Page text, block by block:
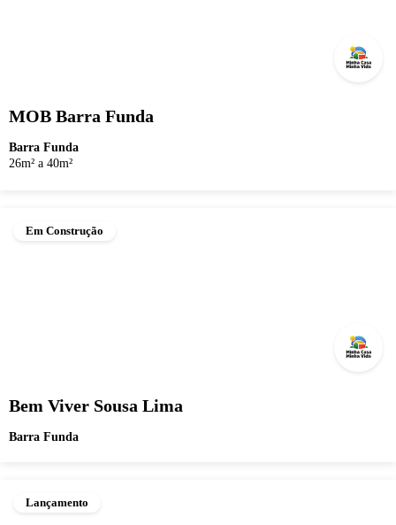
MOB Barra Funda
Barra Funda
26m² a 40m²
Em Construção
Bem Viver Sousa Lima
Barra Funda
Lançamento